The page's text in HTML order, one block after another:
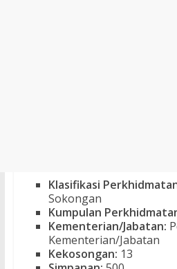
Klasifikasi
Sokongan
Kumpulan
Kementerian/Jabatan:
Kementerian/Jabatan
Kekosongan: 13